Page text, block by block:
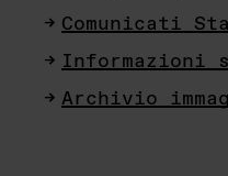
Comunicati
Informazioni
Archivio